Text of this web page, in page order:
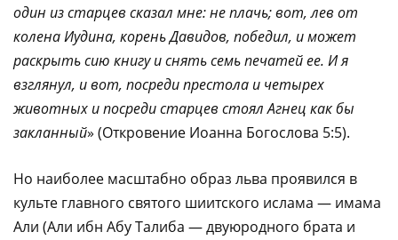
один из старцев сказал мне: не плачь; вот, лев от
колена Иудина, корень Давидов, победил, и может
раскрыть сию книгу и снять семь печатей ее. И я
взглянул, и вот, посреди престола и четырех
животных и посреди старцев стоял Агнец как бы
закланный» (Откровение Иоанна Богослова 5:5).
Но наиболее масштабно образ льва проявился в
культе главного святого шиитского ислама — имама
Али (Али ибн Абу Талиба — двуюродного брата и